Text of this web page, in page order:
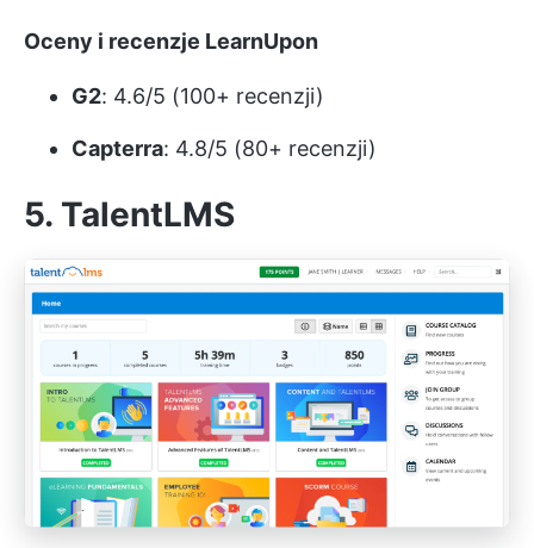
Oceny i recenzje LearnUpon
G2: 4.6/5 (100+ recenzji)
Capterra: 4.8/5 (80+ recenzji)
5. TalentLMS